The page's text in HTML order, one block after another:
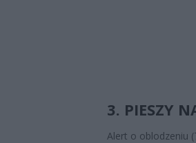
3. PIESZY
Alert o oblodzeniu